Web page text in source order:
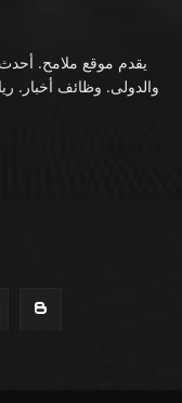
يقدم موقع ملامح.
والدولى. وظائف أخبار.